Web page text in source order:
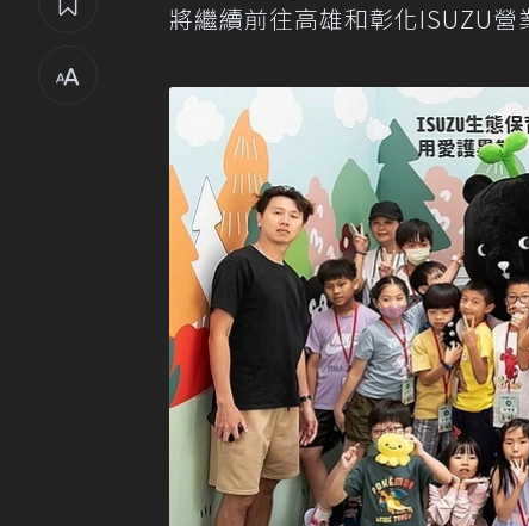
將繼續前往高雄和彰化ISUZU